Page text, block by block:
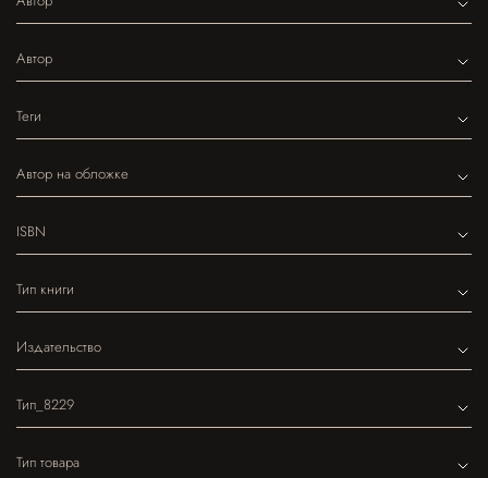
Автор
Теги
Автор на обложке
ISBN
Тип книги
Издательство
Тип_8229
Тип товара